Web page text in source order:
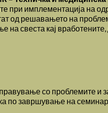
при имплементација на
од решавањето на
свеста кај
со проблемите и
по завршување на